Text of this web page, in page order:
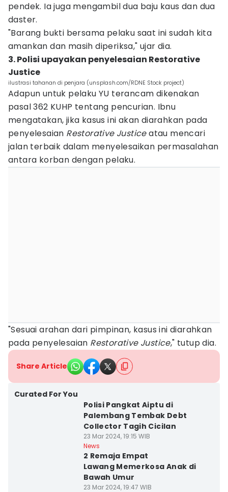
pendek. Ia juga mengambil dua baju kaus dan dua
daster.
"Barang bukti bersama pelaku saat ini sudah kita
amankan dan masih diperiksa," ujar dia.
3. Polisi upayakan penyelesaian Restorative
Justice
ilustrasi tahanan di penjara (unsplash.com/RDNE Stock project)
Adapun untuk pelaku YU terancam dikenakan
pasal 362 KUHP tentang pencurian. Ibnu
mengatakan, jika kasus ini akan diarahkan pada
penyelesaian Restorative Justiceatau mencari
jalan terbaik dalam menyelesaikan permasalahan
antara korban dengan pelaku.
"Sesuai arahan dari pimpinan, kasus ini diarahkan
pada penyelesaian Restorative Justice," tutup dia.
Share Article
Curated For You
Polisi Pangkat Aiptu di
Palembang Tembak Debt
Collector Tagih Cicilan
23 Mar 2024, 19:15 WIB
News
2 Remaja Empat
Lawang Memerkosa Anak di
Bawah Umur
23 Mar 2024, 19:47 WIB